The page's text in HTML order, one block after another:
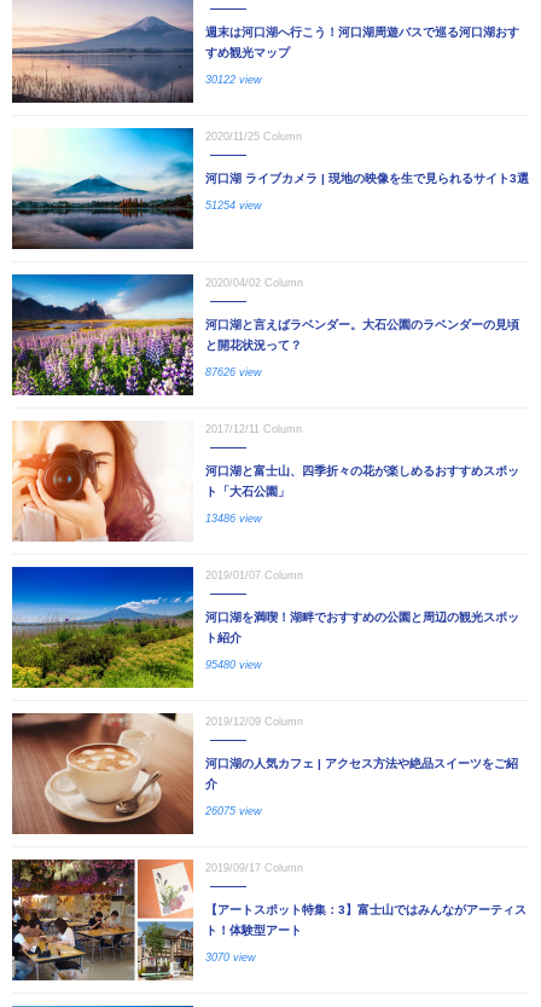
週末は河口湖へ行こう！河口湖周遊バスで巡る河口湖おす
すめ観光マップ
30122 view
2020/11/25 Column
河口湖 ライブカメラ | 現地の映像を生で見られるサイト3選
51254 view
2020/04/02 Column
河口湖と言えばラベンダー。大石公園のラベンダーの見頃
と開花状況って？
87626 view
2017/12/11 Column
河口湖と富士山、四季折々の花が楽しめるおすすめスポッ
ト「大石公園」
13486 view
2019/01/07 Column
河口湖を満喫！湖畔でおすすめの公園と周辺の観光スポッ
ト紹介
95480 view
2019/12/09 Column
河口湖の人気カフェ | アクセス方法や絶品スイーツをご紹
介
26075 view
2019/09/17 Column
【アートスポット特集：3】富士山ではみんながアーティス
ト！体験型アート
3070 view